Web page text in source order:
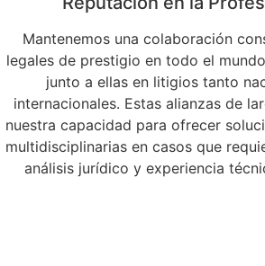
Mantenemos una colaboración
legales de prestigio en todo el
junto a ellas en litigios tanto
internacionales. Estas alianzas de
nuestra capacidad para ofrecer
multidisciplinarias en casos que
análisis jurídico y experiencia